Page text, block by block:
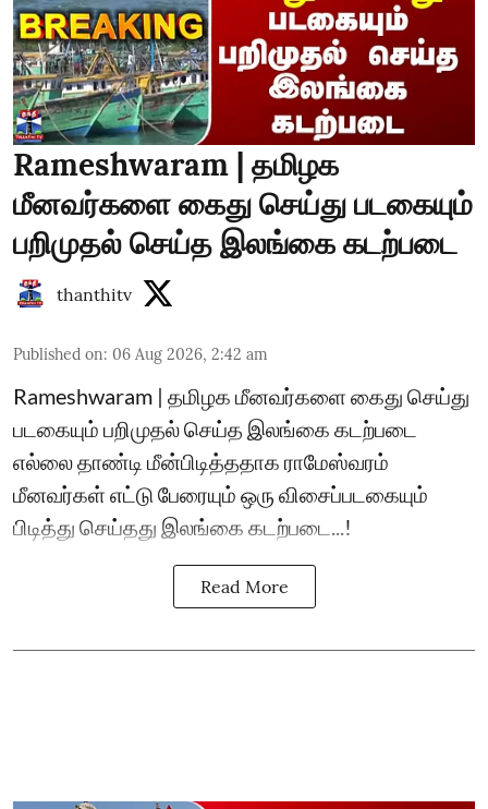
Rameshwaram | தமிழக
மீனவர்களை கைது செய்து படகையும்
பறிமுதல் செய்த இலங்கை கடற்படை
thanthitv
Published on: 06 Aug 2026, 2:42 am
Rameshwaram | தமிழக மீனவர்களை கைது செய்து
படகையும் பறிமுதல் செய்த இலங்கை கடற்படை
எல்லை தாண்டி மீன்பிடித்ததாக ராமேஸ்வரம்
மீனவர்கள் எட்டு பேரையும் ஒரு விசைப்படகையும்
பிடித்து செய்தது இலங்கை கடற்படை...!
Read More